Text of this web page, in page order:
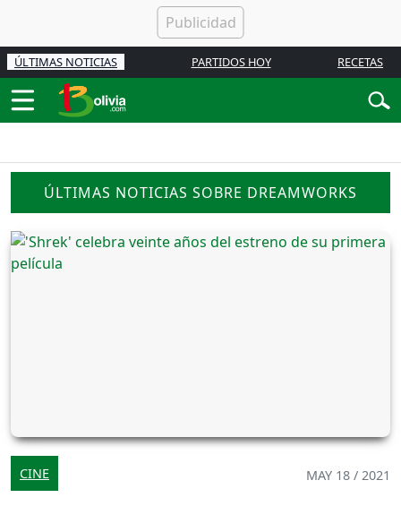
ÚLTIMAS NOTICIAS PARTIDOS HOY RECETAS
ÚLTIMAS NOTICIAS SOBRE DREAMWORKS
CINE MAY 18 / 2021